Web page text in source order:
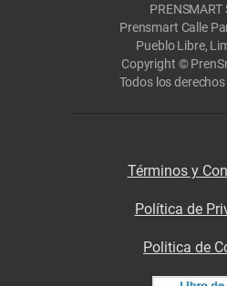
PRENSMART
Prensmart Calle
Pueblo Libre,
Copyright ©
Todos los
Términos y
Política de
Politica de